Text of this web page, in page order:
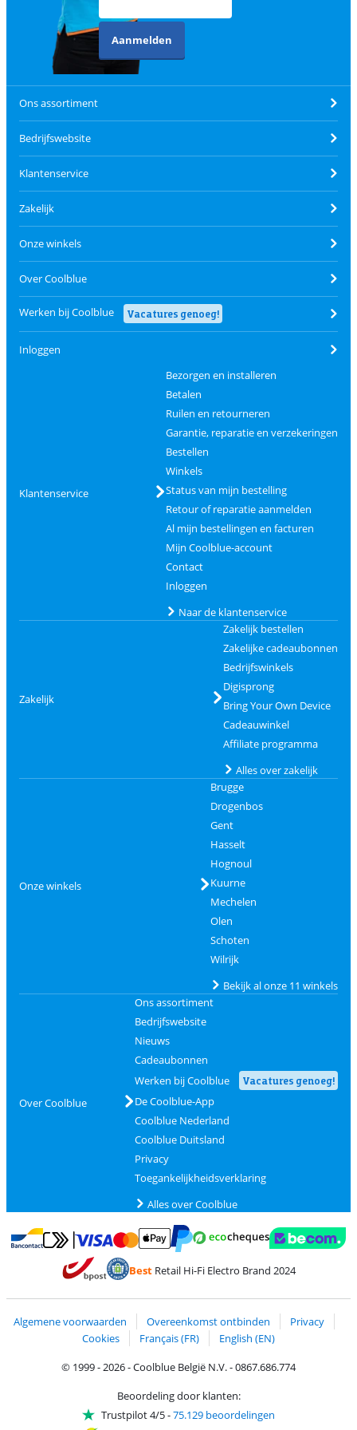
Aanmelden
Ons assortiment
Bedrijfswebsite
Klantenservice
Zakelijk
Onze winkels
Over Coolblue
Werken bij Coolblue Vacatures genoeg!
Inloggen
Klantenservice
Bezorgen en installeren
Betalen
Ruilen en retourneren
Garantie, reparatie en verzekeringen
Bestellen
Winkels
Status van mijn bestelling
Retour of reparatie aanmelden
Al mijn bestellingen en facturen
Mijn Coolblue-account
Contact
Inloggen
Naar de klantenservice
Zakelijk
Zakelijk bestellen
Zakelijke cadeaubonnen
Bedrijfswinkels
Digisprong
Bring Your Own Device
Cadeauwinkel
Affiliate programma
Alles over zakelijk
Onze winkels
Brugge
Drogenbos
Gent
Hasselt
Hognoul
Kuurne
Mechelen
Olen
Schoten
Wilrijk
Bekijk al onze 11 winkels
Over Coolblue
Ons assortiment
Bedrijfswebsite
Nieuws
Cadeaubonnen
Werken bij Coolblue
Vacatures genoeg!
De Coolblue-App
Coolblue Nederland
Coolblue Duitsland
Privacy
Toegankelijkheidsverklaring
Alles over Coolblue
Betalen met Bancontact
Betalen met MasterCard en Visa via ClickToPay
Betalen met PayPal
BestRetail Hi-Fi Electro Brand 2024
Algemene voorwaarden Overeenkomst ontbinden
Privacy
Cookies
Français (FR)
English (EN)
© 1999 - 2026 - Coolblue België N.V. - 0867.686.774
Beoordeling door klanten:
Trustpilot 4/5-75.129 beoordelingen